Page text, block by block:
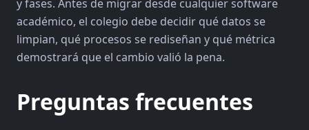
y fases. Antes de migrar desde cualquier software
académico, el colegio debe decidir qué datos se
limpian, qué procesos se rediseñan y qué métrica
demostrará que el cambio valió la pena.
Preguntas frecuentes